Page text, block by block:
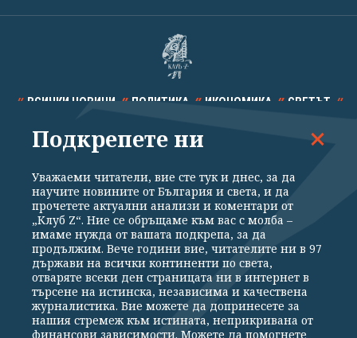
ВСИЧКИ НОВИНИ ПОЛИТИКА ИКОНОМИКА СВЕТЪТ
СПОРТ КУЛТУРА ТЕХНОЛОГИИ КАЛЕЙДОСКОП
Общи условия
Политика за поверителност
Реклама
Партньори Контакти
За Клуб Z
Екип
Подкрепете ни
Подкрепете ни
Уважаеми читатели, вие сте тук и днес, за да
научите новините от България и света, и да
прочетете актуални анализи и коментари от
„Клуб Z“. Ние се обръщаме към вас с молба –
имаме нужда от вашата подкрепа, за да
продължим. Вече години вие, читателите ни в 97
държави на всички континенти по света,
отваряте всеки ден страницата ни в интернет в
търсене на истинска, независима и качествена
журналистика. Вие можете да допринесете за
нашия стремеж към истината, неприкривана от
финансови зависимости. Можете да помогнете